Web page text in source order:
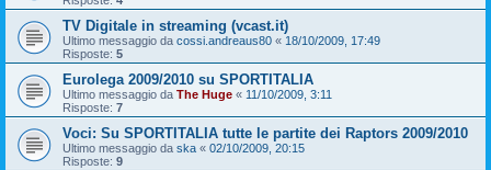
TV Digitale in streaming (vcast.it)
Ultimo messaggio da cossi.andreaus80 « 18/10/2009, 17:49
Risposte: 5
Eurolega 2009/2010 su SPORTITALIA
Ultimo messaggio da The Huge « 11/10/2009, 3:11
Risposte: 7
Voci: Su SPORTITALIA tutte le partite dei Raptors 2009/2010
Ultimo messaggio da ska « 02/10/2009, 20:15
Risposte: 9